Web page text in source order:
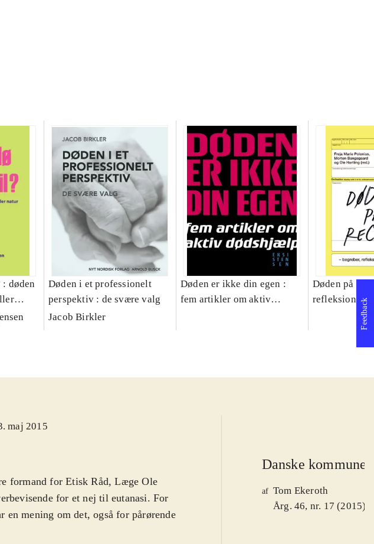
døden
Døden i et professionelt
perspektiv : de svære valg
Jacob Birkler
Døden er ikke din egen :
fem artikler om aktiv
Døden på
refleksioner
maj 2015
formand for Etisk Råd, Læge Ole
for et nej til eutanasi. For
en mening om det, også for pårørende
Danske kommuner
af Tom Ekeroth
Årg. 46, nr. 17 (2015)
Feedback